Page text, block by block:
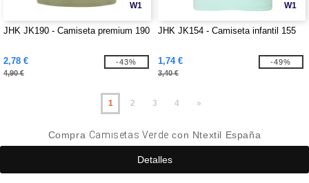
W1
JHK JK190 - Camiseta premium 190
2,78 €
4,90 €
-43%
W1
JHK JK154 - Camiseta infantil 155
1,74 €
3,40 €
-49%
1 2 3 4 »
Compra Camisetas Verde con Ntextil España
Detalles